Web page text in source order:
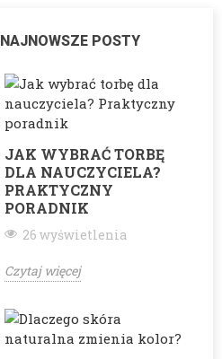
NAJNOWSZE POSTY
JAK WYBRAĆ TORBĘ
DLA NAUCZYCIELA?
PRAKTYCZNY
PORADNIK
26 wyświetlenia
Czytaj więcej